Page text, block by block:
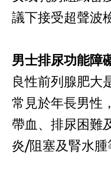
議下接受超聲波
男士排尿功能障
良性前列腺肥大
常見於年長男性
帶血、排尿困難
炎/阻塞及腎水腫